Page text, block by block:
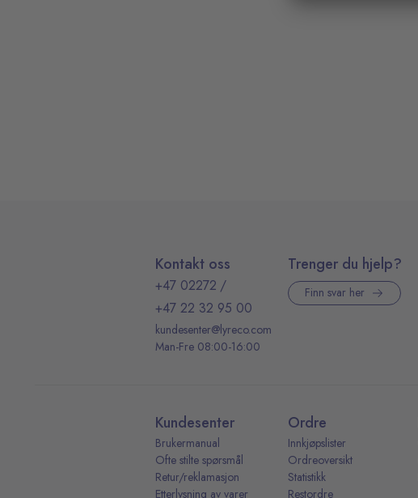
Kontakt oss
+47 02272 /
+47 22 32 95 00
kundesenter@lyreco.com
Man-Fre 08:00-16:00
Trenger du hjelp?
Finn svar her
Kundesenter
Brukermanual
Ofte stilte spørsmål
Retur/reklamasjon
Etterlysning av varer
Ordre
Innkjøpslister
Ordreoversikt
Statistikk
Restordre